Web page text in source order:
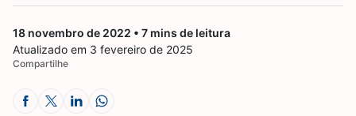
18 novembro de 2022 • 7 mins de leitura
Atualizado em 3 fevereiro de 2025
Compartilhe